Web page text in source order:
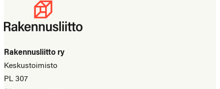
Rakennusliitto ry
Keskustoimisto
PL 307